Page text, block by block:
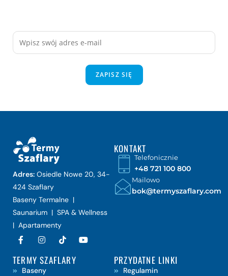
ZAPISZ SIĘ
Adres: Osiedle Nowe 20, 34-
424 Szaflary
Baseny Termalne |
Saunarium | SPA & Wellness
| Apartamenty
KONTAKT
Telefonicznie
+48 721 100 800
Mailowo
bok@termyszaflary.com
TERMY SZAFLARY
Baseny
PRZYDATNE LINKI
Regulamin